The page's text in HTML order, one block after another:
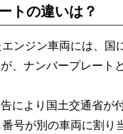
トの違いは？
ンジン車両には、国
、ナンバープレート
により国土交通省が
号が別の車両に割り